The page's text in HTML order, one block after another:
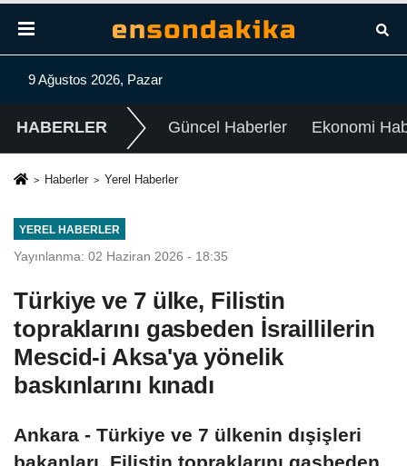
9 Ağustos 2026, Pazar
HABERLER Güncel Haberler Ekonomi
Haberler Yerel Haberler
YEREL HABERLER
Yayınlanma: 02 Haziran 2026 - 18:35
Türkiye ve 7 ülke, Filistin
topraklarını gasbeden İsraillilerin
Mescid-i Aksa'ya yönelik
baskınlarını kınadı
Ankara - Türkiye ve 7 ülkenin dışişleri